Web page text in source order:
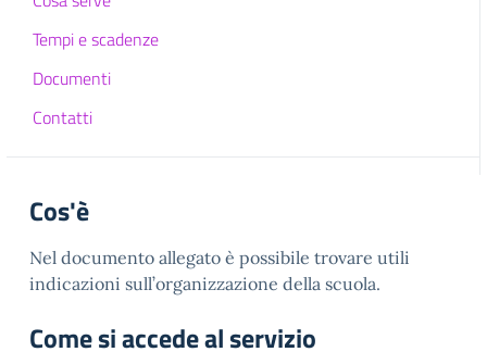
Tempi e scadenze
Documenti
Contatti
Cos'è
Nel documento allegato è possibile trovare utili
indicazioni sull’organizzazione della scuola.
Come si accede al servizio